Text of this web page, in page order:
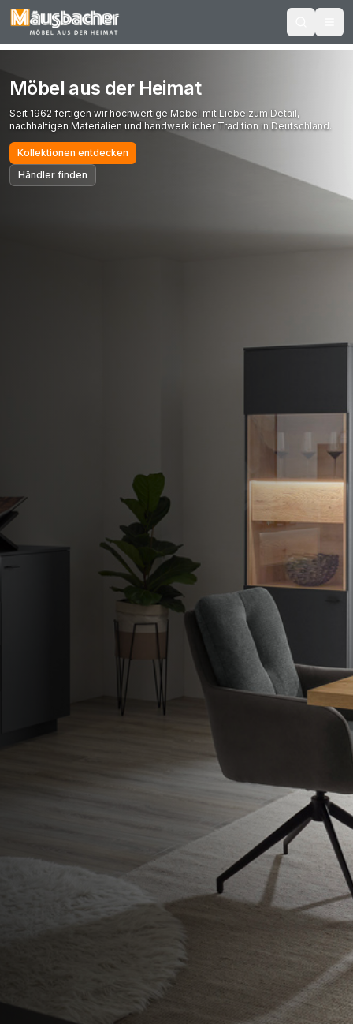
Möbel aus der Heimat
Seit 1962 fertigen wir hochwertige Möbel mit Liebe zum Detail,
nachhaltigen Materialien und handwerklicher Tradition in Deutschland.
Kollektionen entdecken
Händler finden